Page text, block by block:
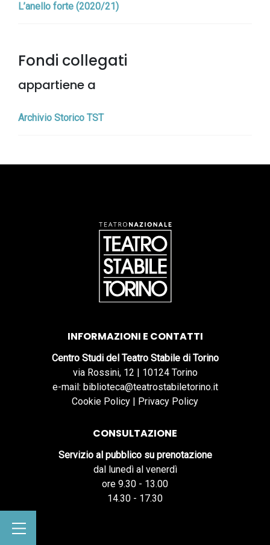
L’anello forte (2020/21)
Fondi collegati
appartiene a
Archivio Storico TST
INFORMAZIONI E CONTATTI
Centro Studi del Teatro Stabile di Torino
via Rossini, 12 | 10124 Torino
e-mail: biblioteca@teatrostabiletorino.it
Cookie Policy | Privacy Policy
CONSULTAZIONE
Servizio al pubblico su prenotazione
dal lunedì al venerdì
ore 9.30 - 13.00
14.30 - 17.30